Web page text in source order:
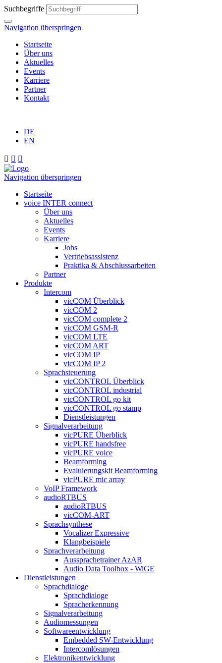
Suchbegriffe
Navigation überspringen
Startseite
Über uns
Aktuelles
Events
Karriere
Partner
Kontakt
DE
EN
  
Navigation überspringen
Startseite
voice INTER connect
Über uns
Aktuelles
Events
Karriere
Jobs
Vertriebsassistenz
Praktika & Abschlussarbeiten
Partner
Produkte
Intercom
vicCOM Überblick
vicCOM 2
vicCOM complete 2
vicCOM GSM-R
vicCOM LTE
vicCOM ART
vicCOM IP
vicCOM IP 2
Sprachsteuerung
vicCONTROL Überblick
vicCONTROL industrial
vicCONTROL go kit
vicCONTROL go stamp
Dienstleistungen
Signalverarbeitung
vicPURE Überblick
vicPURE handsfree
vicPURE voice
Beamforming
Evaluierungskit Beamforming
vicPURE mic array
VoIP Framework
audioRTBUS
audioRTBUS
vicCOM-ART
Sprachsynthese
Vocalizer Expressive
Klangbeispiele
Sprachverarbeitung
Aussprachetrainer AzAR
Audio Data Toolbox - WiGE
Dienstleistungen
Sprachdialoge
Sprachdialoge
Spracherkennung
Signalverarbeitung
Audiomessungen
Softwareentwicklung
Embedded SW-Entwicklung
Intercomlösungen
Elektronikentwicklung